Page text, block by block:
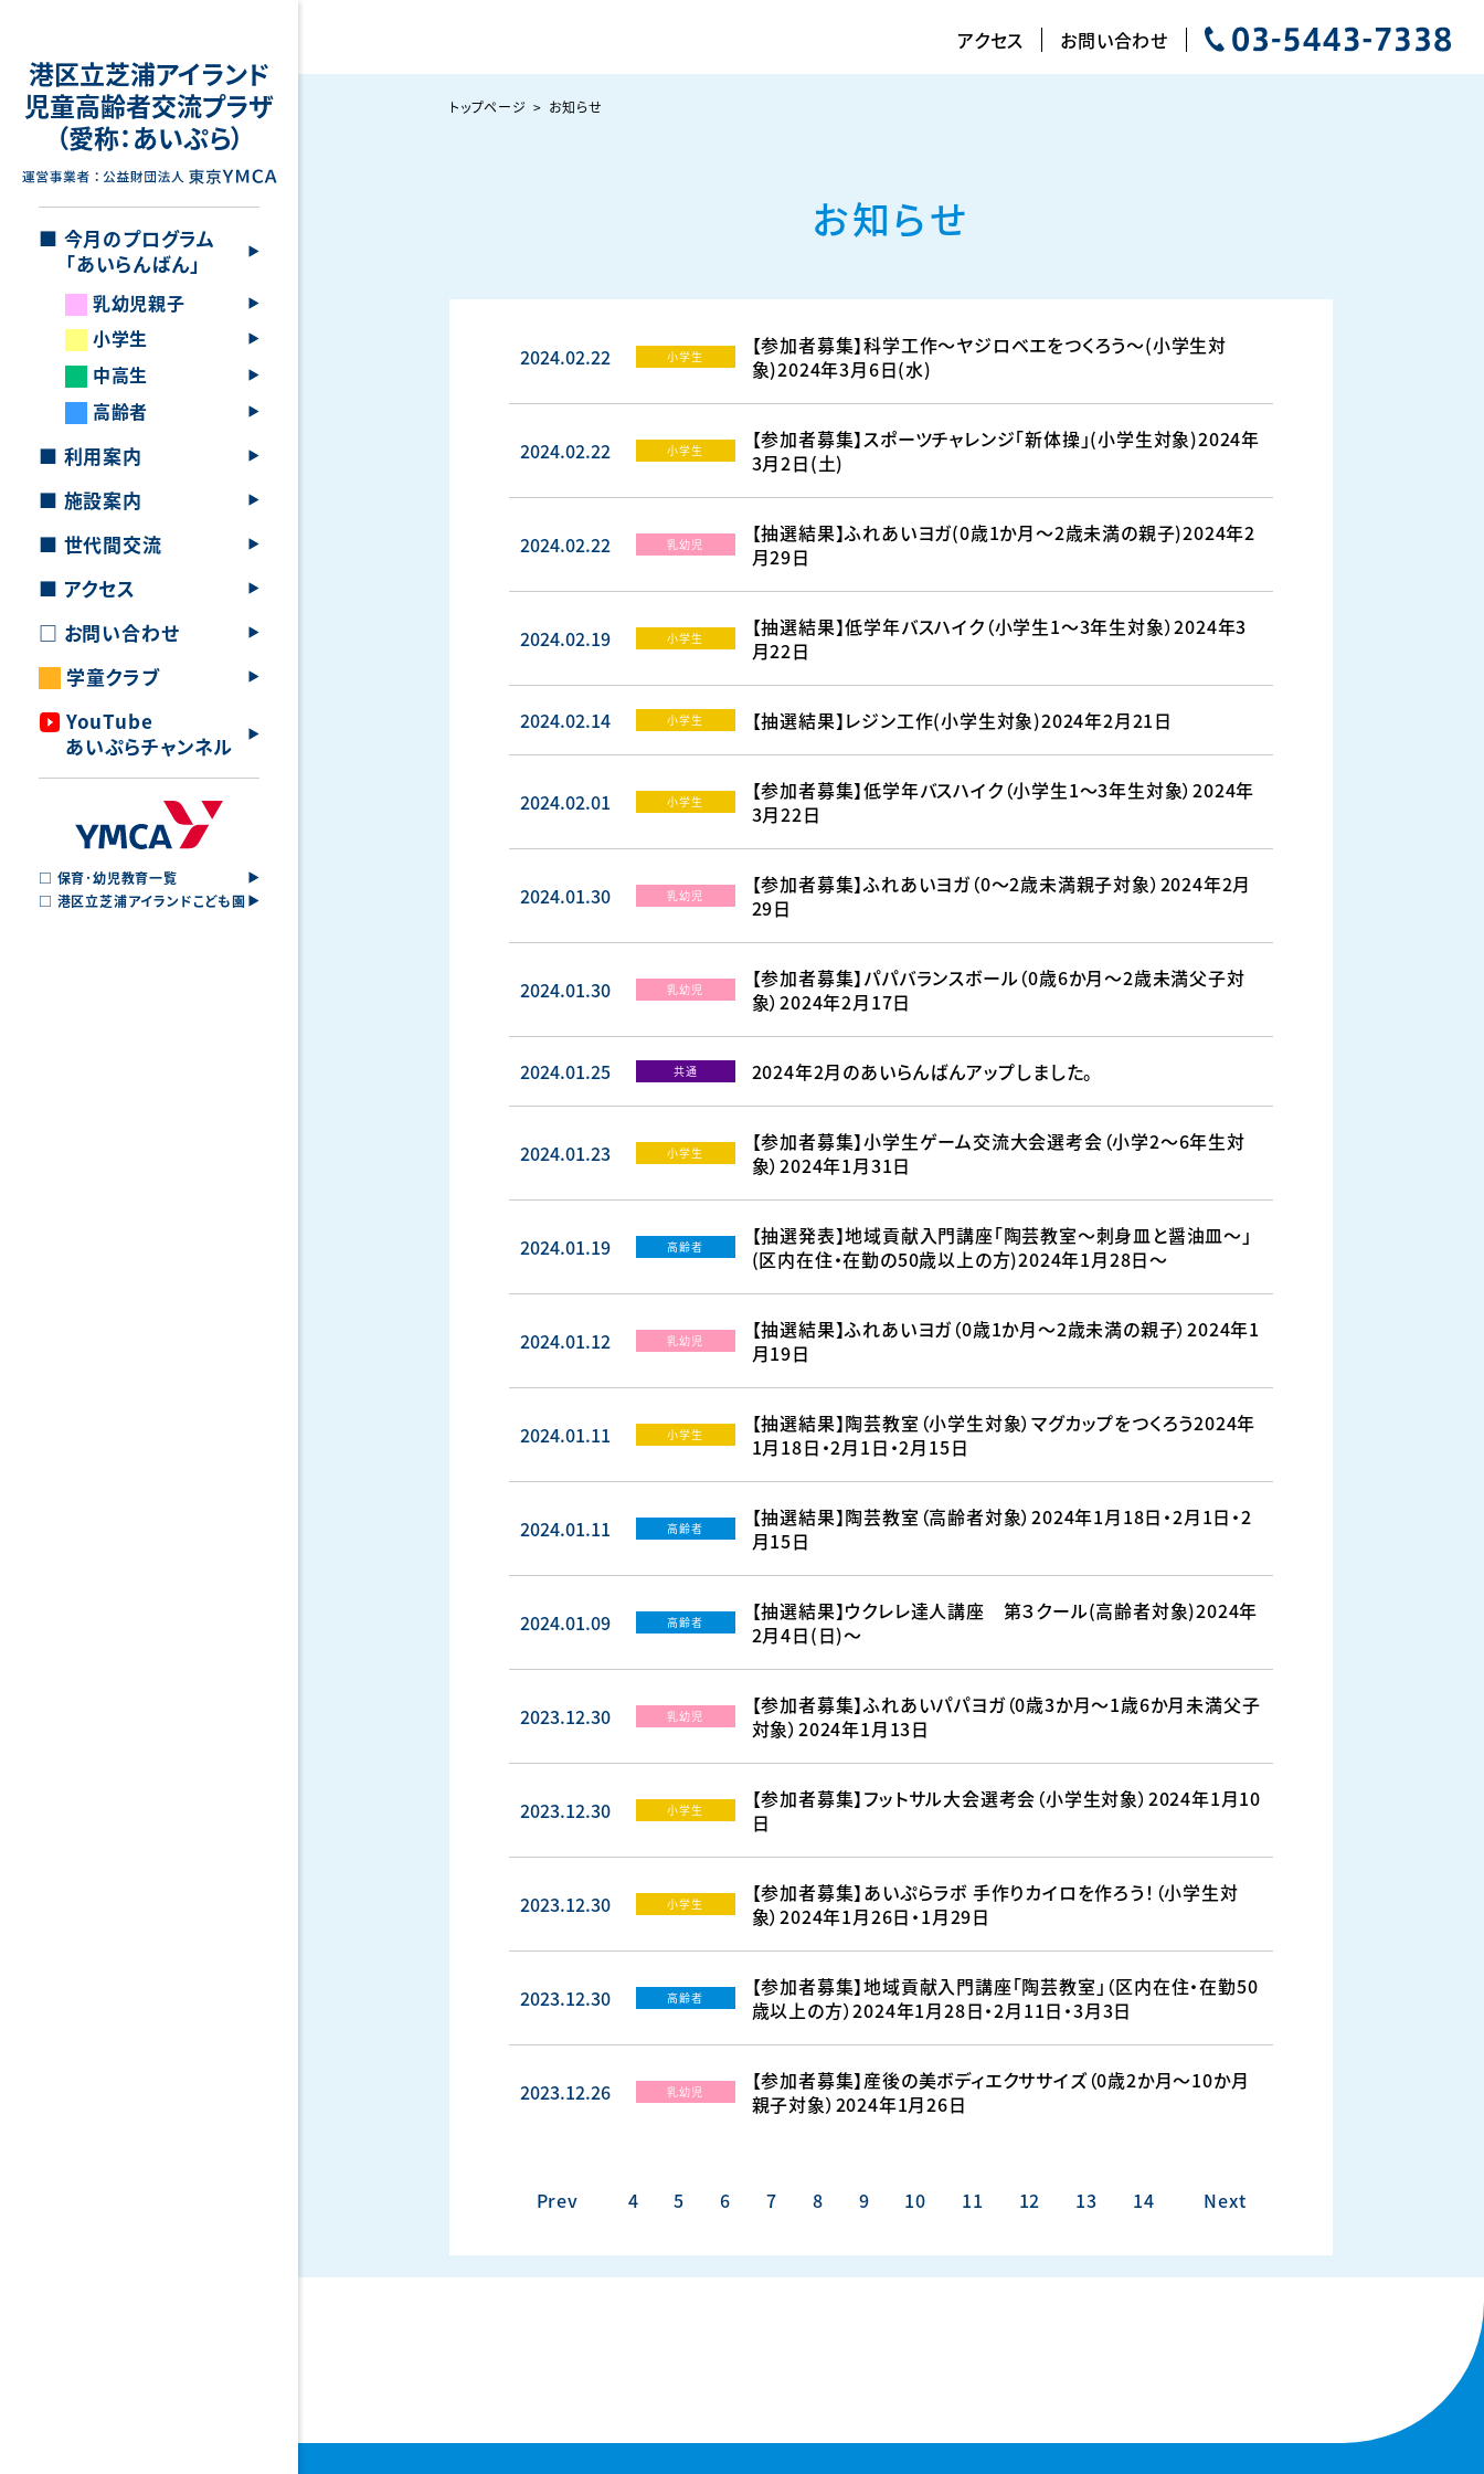
港区立芝浦アイランド
児童高齢者交流プラザ
（愛称：あいぷら）
■ 今月のプログラム
「あいらんばん」
乳幼児親子
小学生
中高生
高齢者
■ 利用案内
■ 施設案内
■ 世代間交流
■ アクセス
□ お問い合わせ
学童クラブ
YouTube
あいぷらチャンネル
□ 保育･幼児教育一覧
□ 港区立芝浦アイランドこども園
アクセス お問い合わせ
トップページ お知らせ
お知らせ
2024.02.22 小学生
【参加者募集】科学工作～ヤジロベエをつくろう～(小学生対
象)2024年3月6日(水)
2024.02.22 小学生
【参加者募集】スポーツチャレンジ「新体操」(小学生対象)2024年
3月2日(土)
2024.02.22 乳幼児
【抽選結果】ふれあいヨガ(0歳1か月～2歳未満の親子)2024年2
月29日
2024.02.19 小学生
【抽選結果】低学年バスハイク（小学生1～3年生対象）2024年3
月22日
2024.02.14 小学生 【抽選結果】レジン工作(小学生対象)2024年2月21日
2024.02.01 小学生
【参加者募集】低学年バスハイク（小学生1～3年生対象）2024年
3月22日
2024.01.30 乳幼児
【参加者募集】ふれあいヨガ（0～2歳未満親子対象）2024年2月
29日
2024.01.30 乳幼児
【参加者募集】パパバランスボール（0歳6か月～2歳未満父子対
象）2024年2月17日
2024.01.25 共通 2024年2月のあいらんばんアップしました。
2024.01.23 小学生
【参加者募集】小学生ゲーム交流大会選考会（小学2～6年生対
象）2024年1月31日
2024.01.19 高齢者
【抽選発表】地域貢献入門講座「陶芸教室〜刺身皿と醤油皿〜」
(区内在住・在勤の50歳以上の方)2024年1月28日〜
2024.01.12 乳幼児
【抽選結果】ふれあいヨガ（0歳1か月～2歳未満の親子）2024年1
月19日
2024.01.11 小学生
【抽選結果】陶芸教室（小学生対象）マグカップをつくろう2024年
1月18日・2月1日・2月15日
2024.01.11 高齢者
【抽選結果】陶芸教室（高齢者対象）2024年1月18日・2月1日・2
月15日
2024.01.09 高齢者
【抽選結果】ウクレレ達人講座 第３クール(高齢者対象)2024年
2月4日(日)～
2023.12.30 乳幼児
【参加者募集】ふれあいパパヨガ（0歳3か月～1歳6か月未満父子
対象）2024年1月13日
2023.12.30 小学生
【参加者募集】フットサル大会選考会（小学生対象）2024年1月10
日
2023.12.30 小学生
【参加者募集】あいぷらラボ 手作りカイロを作ろう！（小学生対
象）2024年1月26日・1月29日
2023.12.30 高齢者
【参加者募集】地域貢献入門講座「陶芸教室」（区内在住・在勤50
歳以上の方）2024年1月28日・2月11日・3月3日
2023.12.26 乳幼児
【参加者募集】産後の美ボディエクササイズ（0歳2か月～10か月
親子対象）2024年1月26日
Prev 4 5 6 7 8 9 10 11 12 13 14 Next